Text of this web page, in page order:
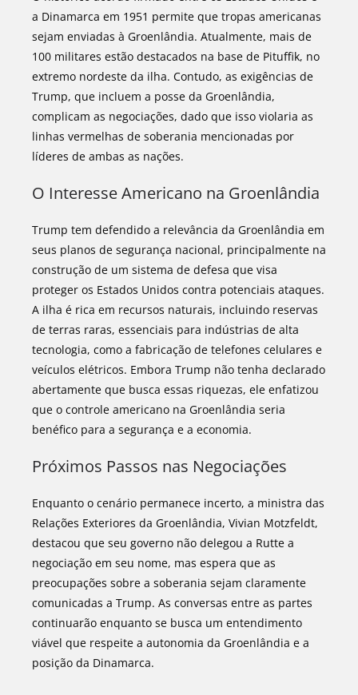
a Dinamarca em 1951 permite que tropas americanas
sejam enviadas à Groenlândia. Atualmente, mais de
100 militares estão destacados na base de Pituffik, no
extremo nordeste da ilha. Contudo, as exigências de
Trump, que incluem a posse da Groenlândia,
complicam as negociações, dado que isso violaria as
linhas vermelhas de soberania mencionadas por
líderes de ambas as nações.
O Interesse Americano na Groenlândia
Trump tem defendido a relevância da Groenlândia em
seus planos de segurança nacional, principalmente na
construção de um sistema de defesa que visa
proteger os Estados Unidos contra potenciais ataques.
A ilha é rica em recursos naturais, incluindo reservas
de terras raras, essenciais para indústrias de alta
tecnologia, como a fabricação de telefones celulares e
veículos elétricos. Embora Trump não tenha declarado
abertamente que busca essas riquezas, ele enfatizou
que o controle americano na Groenlândia seria
benéfico para a segurança e a economia.
Próximos Passos nas Negociações
Enquanto o cenário permanece incerto, a ministra das
Relações Exteriores da Groenlândia, Vivian Motzfeldt,
destacou que seu governo não delegou a Rutte a
negociação em seu nome, mas espera que as
preocupações sobre a soberania sejam claramente
comunicadas a Trump. As conversas entre as partes
continuarão enquanto se busca um entendimento
viável que respeite a autonomia da Groenlândia e a
posição da Dinamarca.